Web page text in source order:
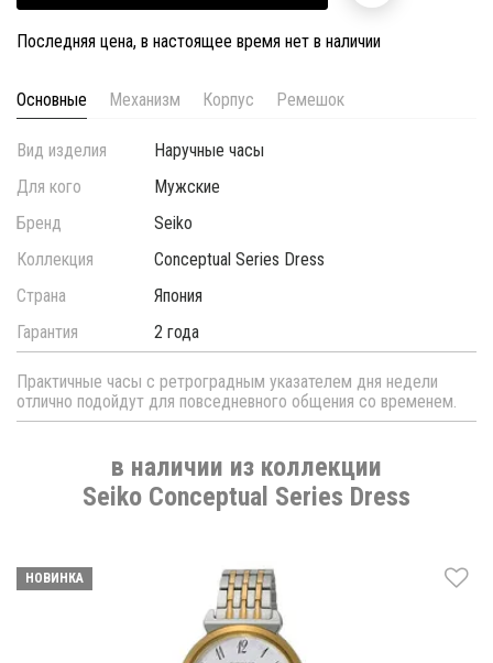
Последняя цена, в настоящее время нет в наличии
Основные Механизм Корпус Ремешок
Вид изделия
Наручные часы
Для кого
Мужские
Бренд
Seiko
Коллекция
Conceptual Series Dress
Страна
Япония
Гарантия
2 года
Практичные часы с ретроградным указателем дня недели
отлично подойдут для повседневного общения со временем.
в наличии из коллекции
Seiko Conceptual Series Dress
НОВИНКА